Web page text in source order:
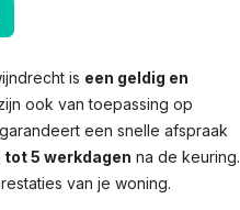
is een geldig en
ook van toepassing op
een snelle afspraak
tot 5 werkdagen na de keuring.
van je woning.